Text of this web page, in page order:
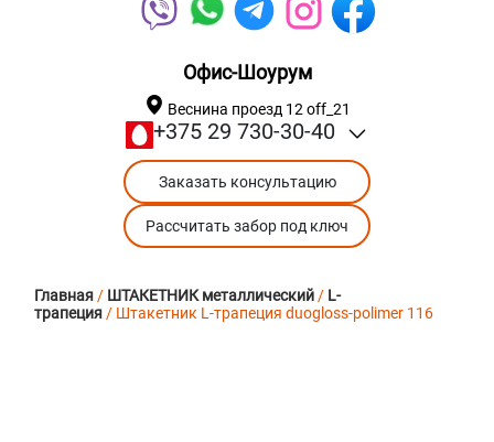
Офис-Шоурум
Веснина проезд 12 off_21
+375 29 730-30-40
Заказать консультацию
Рассчитать забор под ключ
Главная/ ШТАКЕТНИК металлический/ L-
трапеция/ Штакетник L-трапеция duogloss-polimer 116